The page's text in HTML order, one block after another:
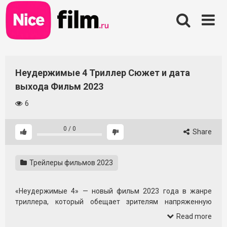
Skip
to
content
Неудержимые 4 Триллер Сюжет и дата
выхода Фильм 2023
6
0 / 0 Share
Трейлеры фильмов 2023
«Неудержимые 4» — новый фильм 2023 года в жанре
триллера, который обещает зрителям напряженную
атмосферу, рискованные миссии и накал эмоций до
Read more